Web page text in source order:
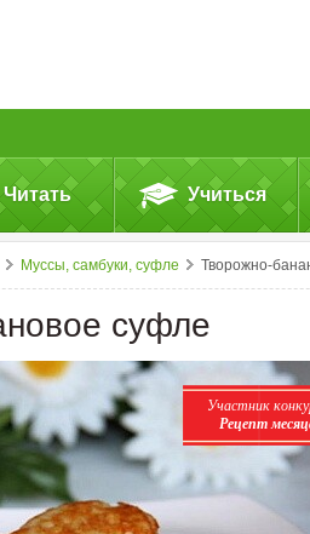
Читать Учиться
Муссы, самбуки, суфле Творожно-
суфле
Участник
Рецепт